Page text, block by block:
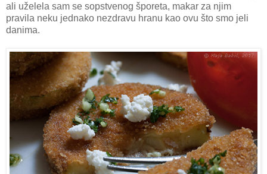
ali uželela sam se sopstvenog šporeta, makar za njim
pravila neku jednako nezdravu hranu kao ovu što smo jeli
danima.